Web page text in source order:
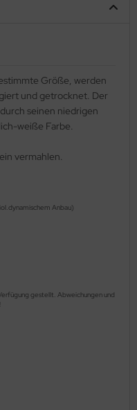
Größe, werden
und getrocknet. Der
seinen niedrigen
weiße Farbe.
vermahlen.
Anbau)
gestellt. Abweichungen und